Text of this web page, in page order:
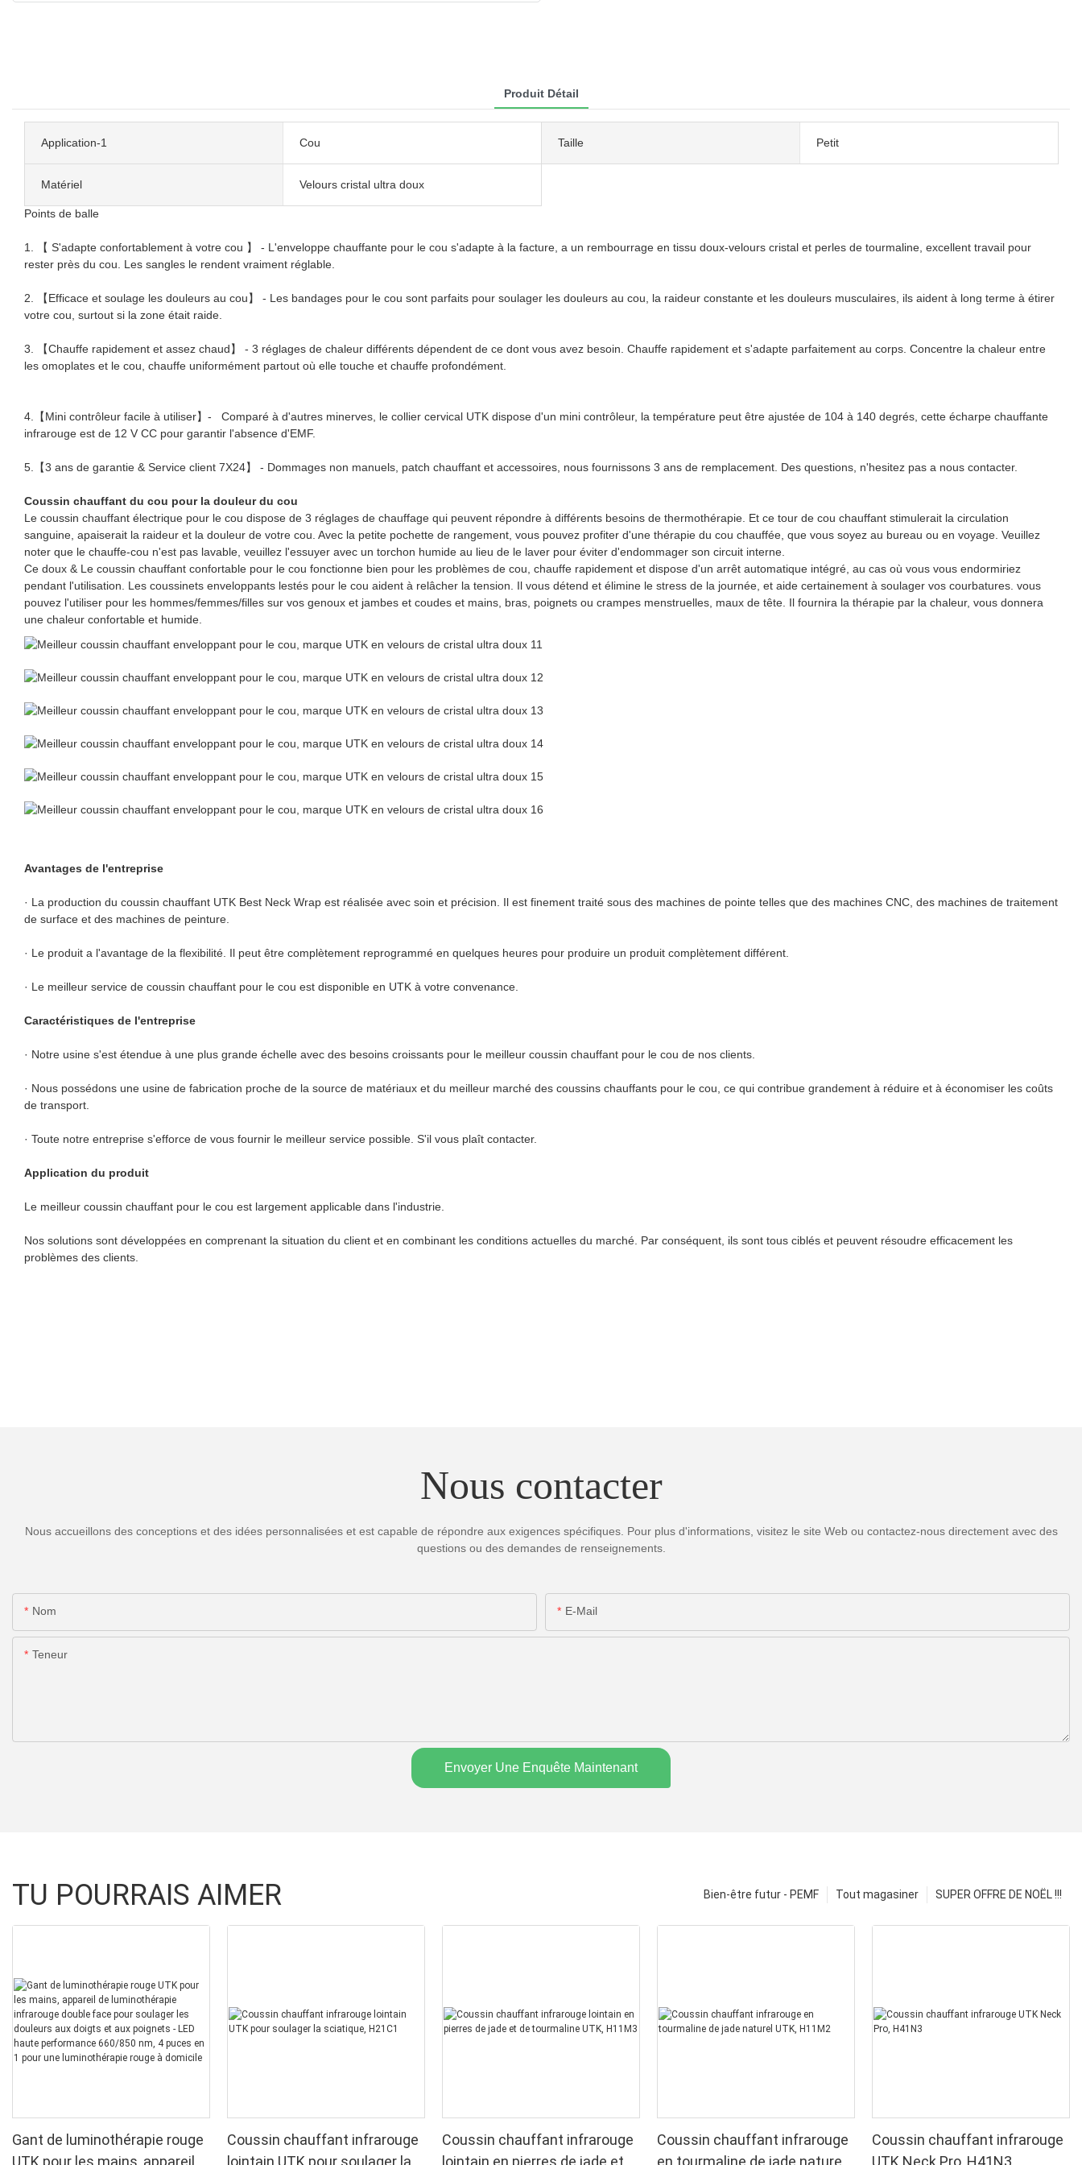
Produit Détail
Application-1 Cou Taille Petit
Matériel Velours cristal ultra doux
Points de balle
1. 【 S'adapte confortablement à votre cou 】 - L'enveloppe chauffante pour le cou s'adapte à la facture, a un rembourrage en tissu doux-velours cristal et perles de tourmaline, excellent travail pour
rester près du cou. Les sangles le rendent vraiment réglable.
2. 【Efficace et soulage les douleurs au cou】 - Les bandages pour le cou sont parfaits pour soulager les douleurs au cou, la raideur constante et les douleurs musculaires, ils aident à long terme à étirer
votre cou, surtout si la zone était raide.
3. 【Chauffe rapidement et assez chaud】 - 3 réglages de chaleur différents dépendent de ce dont vous avez besoin. Chauffe rapidement et s'adapte parfaitement au corps. Concentre la chaleur entre
les omoplates et le cou, chauffe uniformément partout où elle touche et chauffe profondément.
4.【Mini contrôleur facile à utiliser】- Comparé à d'autres minerves, le collier cervical UTK dispose d'un mini contrôleur, la température peut être ajustée de 104 à 140 degrés, cette écharpe chauffante
infrarouge est de 12 V CC pour garantir l'absence d'EMF.
5.【3 ans de garantie & Service client 7X24】 - Dommages non manuels, patch chauffant et accessoires, nous fournissons 3 ans de remplacement. Des questions, n'hesitez pas a nous contacter.
Coussin chauffant du cou pour la douleur du cou
Le coussin chauffant électrique pour le cou dispose de 3 réglages de chauffage qui peuvent répondre à différents besoins de thermothérapie. Et ce tour de cou chauffant stimulerait la circulation
sanguine, apaiserait la raideur et la douleur de votre cou. Avec la petite pochette de rangement, vous pouvez profiter d'une thérapie du cou chauffée, que vous soyez au bureau ou en voyage. Veuillez
noter que le chauffe-cou n'est pas lavable, veuillez l'essuyer avec un torchon humide au lieu de le laver pour éviter d'endommager son circuit interne.
Ce doux & Le coussin chauffant confortable pour le cou fonctionne bien pour les problèmes de cou, chauffe rapidement et dispose d'un arrêt automatique intégré, au cas où vous vous endormiriez
pendant l'utilisation. Les coussinets enveloppants lestés pour le cou aident à relâcher la tension. Il vous détend et élimine le stress de la journée, et aide certainement à soulager vos courbatures. vous
pouvez l'utiliser pour les hommes/femmes/filles sur vos genoux et jambes et coudes et mains, bras, poignets ou crampes menstruelles, maux de tête. Il fournira la thérapie par la chaleur, vous donnera
une chaleur confortable et humide.
Avantages de l'entreprise
· La production du coussin chauffant UTK Best Neck Wrap est réalisée avec soin et précision. Il est finement traité sous des machines de pointe telles que des machines CNC, des machines de traitement
de surface et des machines de peinture.
· Le produit a l'avantage de la flexibilité. Il peut être complètement reprogrammé en quelques heures pour produire un produit complètement différent.
· Le meilleur service de coussin chauffant pour le cou est disponible en UTK à votre convenance.
Caractéristiques de l'entreprise
· Notre usine s'est étendue à une plus grande échelle avec des besoins croissants pour le meilleur coussin chauffant pour le cou de nos clients.
· Nous possédons une usine de fabrication proche de la source de matériaux et du meilleur marché des coussins chauffants pour le cou, ce qui contribue grandement à réduire et à économiser les coûts
de transport.
· Toute notre entreprise s'efforce de vous fournir le meilleur service possible. S'il vous plaît contacter.
Application du produit
Le meilleur coussin chauffant pour le cou est largement applicable dans l'industrie.
Nos solutions sont développées en comprenant la situation du client et en combinant les conditions actuelles du marché. Par conséquent, ils sont tous ciblés et peuvent résoudre efficacement les
problèmes des clients.
Nous contacter
Nous accueillons des conceptions et des idées personnalisées et est capable de répondre aux exigences spécifiques. Pour plus d'informations, visitez le site Web ou contactez-nous directement avec des
questions ou des demandes de renseignements.
Nom E-Mail
Teneur
Envoyer Une Enquête Maintenant
TU POURRAIS AIMER SUPER OFFRE DE NOËL !!!
Tout magasiner
Bien-être futur - PEMF
Gant de luminothérapie rouge
UTK pour les mains, appareil
Coussin chauffant infrarouge
lointain UTK pour soulager la
Coussin chauffant infrarouge
lointain en pierres de jade et
Coussin chauffant infrarouge
en tourmaline de jade naturel
Coussin chauffant infrarouge
UTK Neck Pro, H41N3